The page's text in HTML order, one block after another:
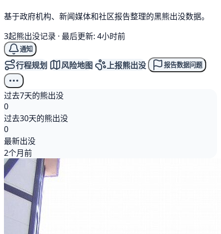
基于政府机构、新闻媒体和社区报告整理的黑熊出没数据。
3起熊出没记录 · 最后更新: 4小时前
通知
行程规划 风险地图 上报熊出没 报告数据问题
过去7天的熊出没
0
过去30天的熊出没
0
最新出没
2个月前